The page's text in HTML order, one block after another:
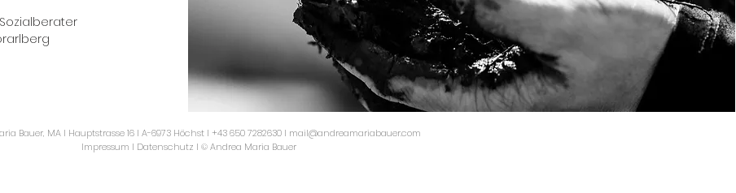
Bauer, MA I Hauptstrasse 16 I A-6973 Höchst I +43 650 7282630 I mail@andreamariabauer.com
Impressum I Datenschutz I © Andrea Maria Bauer